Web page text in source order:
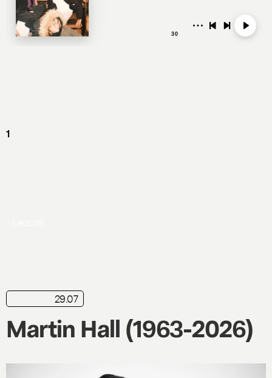
29.07
Martin Hall (1963-2026)